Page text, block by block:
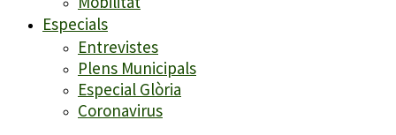
Especials
Entrevistes
Plens Municipals
Especial Glòria
Coronavirus